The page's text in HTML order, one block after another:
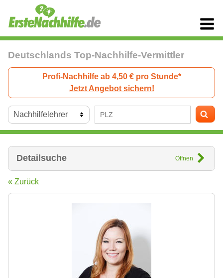
Deutschlands Top-Nachhilfe-Vermittler
Profi-Nachhilfe ab 4,50 € pro Stunde*
Jetzt Angebot sichern!
Detailsuche Öffnen
« Zurück